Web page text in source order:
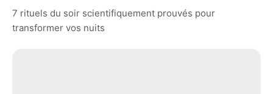
7 rituels du soir scientifiquement prouvés pour
transformer vos nuits